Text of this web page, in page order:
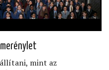
mint az